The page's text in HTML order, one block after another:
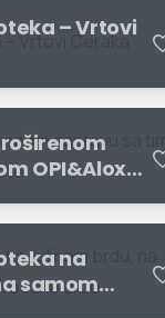
– Vrtovi
OPI&Aloxxi
na
samom